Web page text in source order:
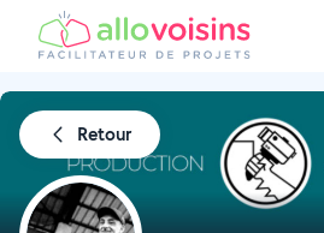
Retour